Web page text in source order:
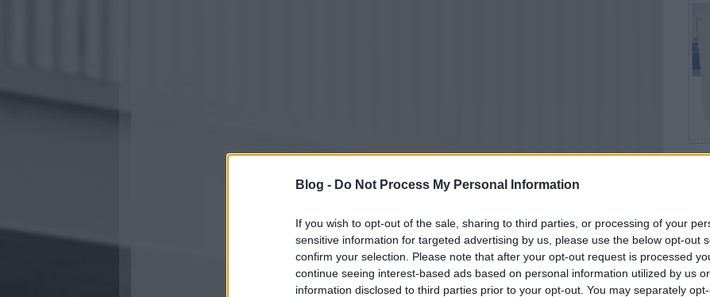
Blog - Do Not Process My Personal Information
If you wish to opt-out of the sale, sharing to third parties, or processing of your
sensitive information for targeted advertising by us, please use the below opt-out
confirm your selection. Please note that after your opt-out request is processed
continue seeing interest-based ads based on personal information utilized by us
information disclosed to third parties prior to your opt-out. You may separately